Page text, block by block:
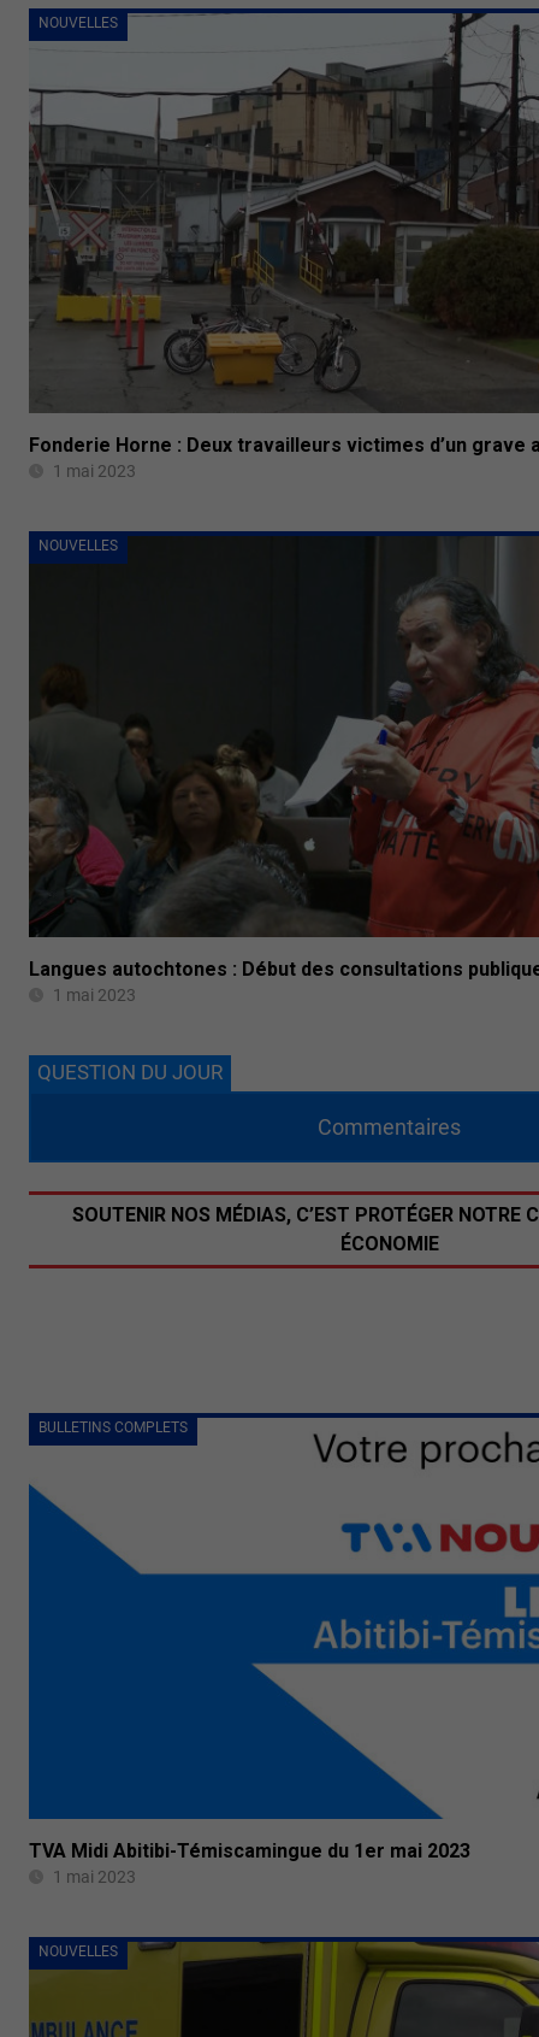
NOUVELLES
Fonderie Horne : Deux travailleurs victimes d’un grave
1 mai 2023
NOUVELLES
Langues autochtones : Début des consultations
1 mai 2023
BULLETINS COMPLETS
TVA Midi Abitibi-Témiscamingue du 1er mai 2023
1 mai 2023
NOUVELLES
QUESTION DU JOUR
Commentaires
SOUTENIR NOS MÉDIAS, C’EST PROTÉGER NOTRE
ÉCONOMIE